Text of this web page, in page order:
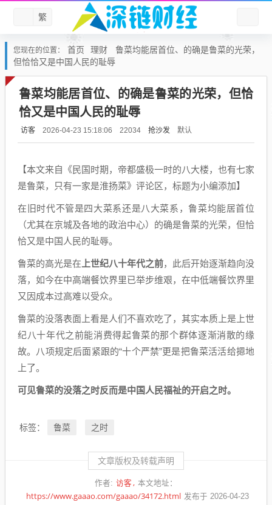
繁
您现在的位置： 首页 理财
鲁菜均能居首位、的确是鲁菜的光荣，
但恰恰又是中国人民的耻辱
鲁菜均能居首位、的确是鲁菜的光荣，但恰
恰又是中国人民的耻辱
访客 2026-04-23 15:18:06 22034 抢沙发 默认
【本文来自《民国时期，帝都盛极一时的八大楼，也有七家
是鲁菜，只有一家是淮扬菜》评论区，标题为小编添加】
在旧时代不管是四大菜系还是八大菜系，鲁菜均能居首位
（尤其在京城及各地的政治中心）的确是鲁菜的光荣，但恰
恰又是中国人民的耻辱。
鲁菜的高光是在 上世纪八十年代之前，此后开始逐渐趋向没
落，如今在中高端餐饮界里已举步维艰，在中低端餐饮界里
又因成本过高难以受众。
鲁菜的没落表面上看是人们不喜欢吃了，其实本质上是上世
纪八十年代之前能消费得起鲁菜的那个群体逐渐消散的缘
故。八项规定后面紧跟的“十个严禁”更是把鲁菜活活给摁地
上了。
可见鲁菜的没落之时反而是中国人民福祉的开启之时。
标签： 鲁菜 之时
文章版权及转载声明
作者: 访客 本文地址：
https://www.gaaao.com/gaaao/34172.html 发布于 2026-04-23